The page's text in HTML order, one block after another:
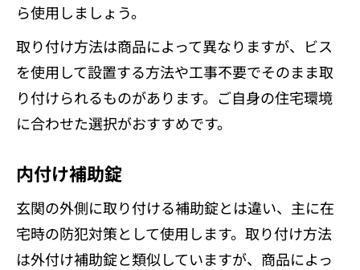
ら使用しましょう。
取り付け方法は商品によって異なりますが、ビス
を使用して設置する方法や工事不要でそのまま取
り付けられるものがあります。ご自身の住宅環境
に合わせた選択がおすすめです。
内付け補助錠
玄関の外側に取り付ける補助錠とは違い、主に在
宅時の防犯対策として使用します。取り付け方法
は外付け補助錠と類似していますが、商品によっ